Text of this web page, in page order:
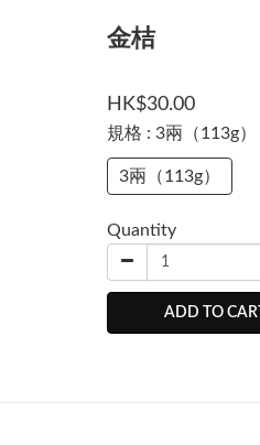
金桔
HK$30.00
規格 : 3兩（113g）
3兩（113g）
Quantity
ADD TO CART